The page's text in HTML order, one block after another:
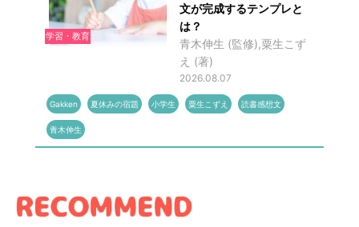
学習・教育
文が完成するテンプレと
は？
青木伸生 (監修),粟生こず
え (著)
2026.08.07
Gakken 夏休みの宿題 小学生 粟生こずえ 読書感想文
青木伸生